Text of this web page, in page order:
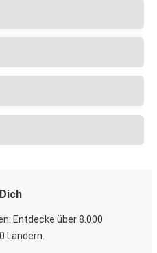
Entdecke über 8.000
Ländern.